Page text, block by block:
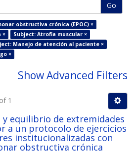
Go
obstructiva crónica (EPOC) ×
×
Subject: Atrofia muscular ×
Manejo de atención al paciente ×
×
Show Advanced Filters
1
y equilibrio de extremidades
a un protocolo de ejercicios
institucionalizadas con
obstructiva crónica